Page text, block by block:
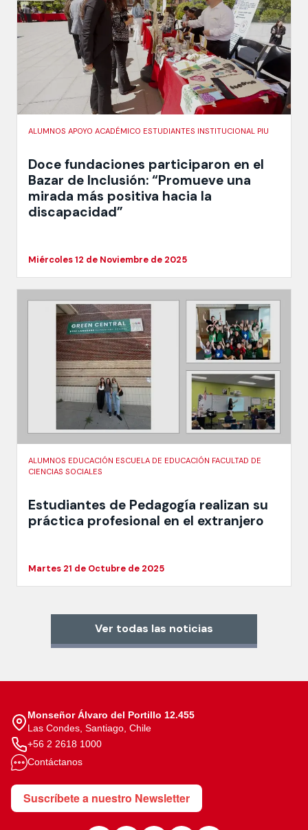
ALUMNOS APOYO ACADÉMICO ESTUDIANTES INSTITUCIONAL PIU
Doce fundaciones participaron en el
Bazar de Inclusión: “Promueve una
mirada más positiva hacia la
discapacidad”
Miércoles 12 de Noviembre de 2025
ALUMNOS EDUCACIÓN ESCUELA DE EDUCACIÓN FACULTAD DE
CIENCIAS SOCIALES
Estudiantes de Pedagogía realizan su
práctica profesional en el extranjero
Martes 21 de Octubre de 2025
Ver todas las noticias
Monseñor Álvaro del Portillo 12.455
Las Condes, Santiago, Chile
+56 2 2618 1000
Contáctanos
Suscríbete a nuestro Newsletter